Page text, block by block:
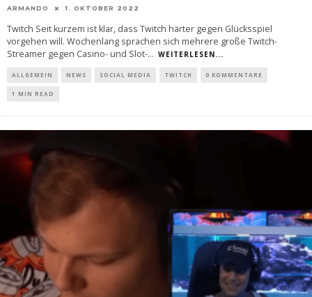
ARMANDO 1. OKTOBER 2022
Twitch Seit kurzem ist klar, dass Twitch härter gegen Glücksspiel
vorgehen will. Wochenlang sprachen sich mehrere große Twitch-
Streamer gegen Casino- und Slot-... WEITERLESEN...
ALLGEMEIN NEWS SOCIAL MEDIA TWITCH 0 KOMMENTARE
1 MIN READ